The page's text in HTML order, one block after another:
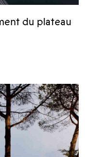
du plateau